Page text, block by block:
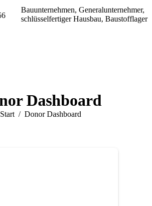
Bauunternehmen, Generalunternehmer,
schlüsselfertiger Hausbau, Baustofflager
Dashboard
Sie befinden sich hier:
Start Donor Dashboard